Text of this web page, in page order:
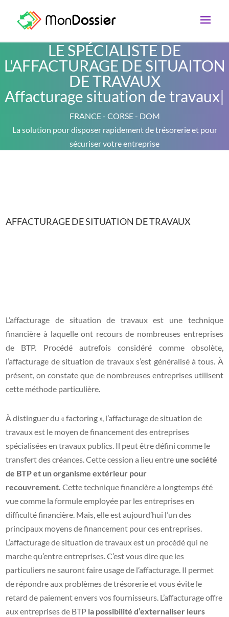
LE SPÉCIALISTE DE
L'AFFACTURAGE DE SITUAITON
DE TRAVAUX
Affacturage situation de travaux|
FRANCE - CORSE - DOM
La solution pour disposer rapidement de trésorerie et pour
sécuriser votre entreprise
AFFACTURAGE DE SITUATION DE TRAVAUX
L’affacturage de situation de travaux est une technique
financière à laquelle ont recours de nombreuses entreprises
de BTP. Procédé autrefois considéré comme obsolète,
l’affacturage de situation de travaux s’est généralisé à tous. À
présent, on constate que de nombreuses entreprises utilisent
cette méthode particulière.
À distinguer du « factoring », l’affacturage de situation de
travaux est le moyen de financement des entreprises
spécialisées en travaux publics. Il peut être défini comme le
transfert des créances. Cette cession a lieu entre une société
de BTP et un organisme extérieur pour
recouvrement. Cette technique financière a longtemps été
vue comme la formule employée par les entreprises en
difficulté financière. Mais, elle est aujourd’hui l’un des
principaux moyens de financement pour ces entreprises.
L’affacturage de situation de travaux est un procédé qui ne
marche qu’entre entreprises. C’est vous dire que les
particuliers ne sauront faire usage de l’affacturage. Il permet
de répondre aux problèmes de trésorerie et vous évite le
retard de paiement envers vos fournisseurs. L’affacturage offre
aux entreprises de BTP la possibilité d’externaliser leurs